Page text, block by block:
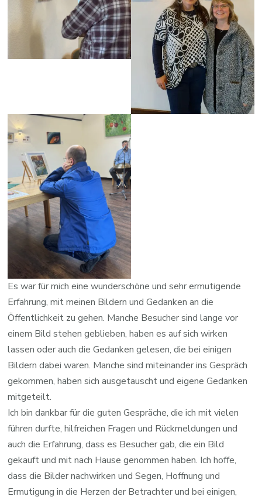
Es war für mich eine wunderschöne und sehr ermutigende
Erfahrung, mit meinen Bildern und Gedanken an die
Öffentlichkeit zu gehen. Manche Besucher sind lange vor
einem Bild stehen geblieben, haben es auf sich wirken
lassen oder auch die Gedanken gelesen, die bei einigen
Bildern dabei waren. Manche sind miteinander ins Gespräch
gekommen, haben sich ausgetauscht und eigene Gedanken
mitgeteilt.
Ich bin dankbar für die guten Gespräche, die ich mit vielen
führen durfte, hilfreichen Fragen und Rückmeldungen und
auch die Erfahrung, dass es Besucher gab, die ein Bild
gekauft und mit nach Hause genommen haben. Ich hoffe,
dass die Bilder nachwirken und Segen, Hoffnung und
Ermutigung in die Herzen der Betrachter und bei einigen,